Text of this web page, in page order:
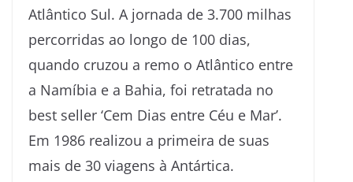
Atlântico Sul. A jornada de 3.700 milhas
percorridas ao longo de 100 dias,
quando cruzou a remo o Atlântico entre
a Namíbia e a Bahia, foi retratada no
best seller ‘Cem Dias entre Céu e Mar’.
Em 1986 realizou a primeira de suas
mais de 30 viagens à Antártica.